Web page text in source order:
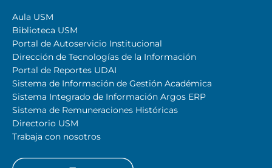
Aula USM
Biblioteca USM
Portal de Autoservicio Institucional
Dirección de Tecnologías de la Información
Portal de Reportes UDAI
Sistema de Información de Gestión Académica
Sistema Integrado de Información Argos ERP
Sistema de Remuneraciones Históricas
Directorio USM
Trabaja con nosotros